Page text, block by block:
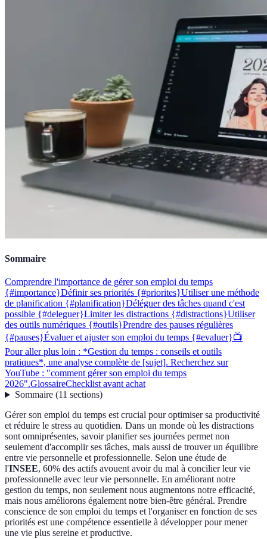
Sommaire
Comprendre l'importance de gérer son emploi du temps
{#importance}Définir ses priorités {#priorites}Utiliser une méthode
de planification {#planification}Déléguer des tâches quand c'est
possible {#deleguer}Limiter les distractions {#distractions}Utiliser
des outils numériques {#outils}Prendre des pauses régulières
{#pauses}Évaluer et ajuster son emploi du temps {#evaluer}📺
Pour aller plus loin : *Gestion du temps : conseils et outils
pratiques*, une analyse complète de [sujet]. Recherchez sur
YouTube : "comment gérer son emploi du temps
2026".GlossaireChecklist avant achat
Sommaire(11 sections)
Gérer son emploi du temps est crucial pour optimiser sa productivité
et réduire le stress au quotidien. Dans un monde où les distractions
sont omniprésentes, savoir planifier ses journées permet non
seulement d'accomplir ses tâches, mais aussi de trouver un équilibre
entre vie personnelle et professionnelle. Selon une étude de
l'INSEE, 60% des actifs avouent avoir du mal à concilier leur vie
professionnelle avec leur vie personnelle. En améliorant notre
gestion du temps, non seulement nous augmentons notre efficacité,
mais nous améliorons également notre bien-être général. Prendre
conscience de son emploi du temps et l'organiser en fonction de ses
priorités est une compétence essentielle à développer pour mener
une vie plus sereine et productive.